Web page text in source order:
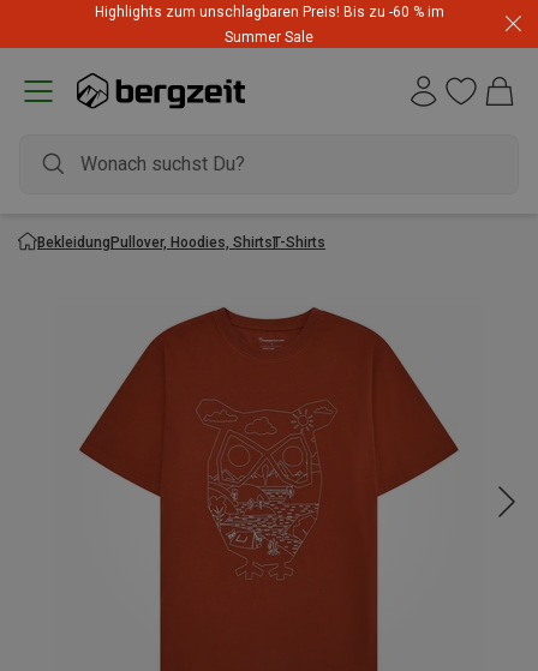
Highlights zum unschlagbaren Preis! Bis zu -60 % im
Summer Sale
BekleidungPullover, Hoodies, ShirtsT-Shirts